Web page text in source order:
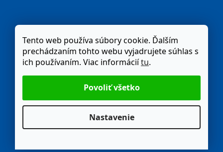
Tento web používa súbory cookie. Ďalším
prechádzaním tohto webu vyjadrujete súhlas s
ich používaním. Viac informáciítu.
Nastavenie
Odstúpenie od zmluvy